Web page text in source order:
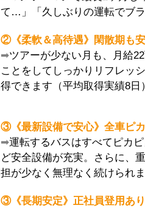
て…」「久しぶりの運転でブ
②《柔軟＆高待遇》閑散期も安
➡ツアーが少ない月も、月給
ことをしてしっかりリフレッ
得できます（平均取得実績8日
③《最新設備で安心》全車ピ
➡運転するバスはすべてピカ
ど安全設備が充実。さらに、
担が少なく無理なく続けられま
③《長期安定》正社員登用あ